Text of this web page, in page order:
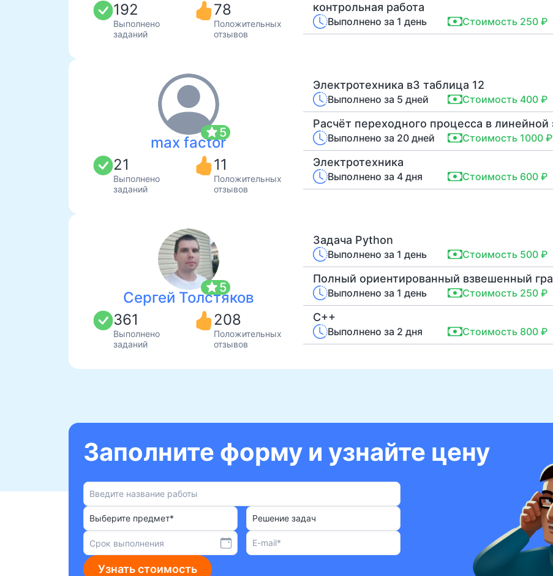
192
Выполнено
заданий
78
Положительных
отзывов
контрольная работа
Выполнено за 1 день Стоимость 250 ₽
star5
max factor
21
Выполнено
заданий
11
Положительных
отзывов
Электротехника в3 таблица 12
Выполнено за 5 дней Стоимость 400 ₽
Выполнено за 20 дней Стоимость 1000 ₽
Электротехника
Выполнено за 4 дня Стоимость 600 ₽
star5
Сергей Толстяков
361
Выполнено
заданий
208
Положительных
отзывов
Задача Python
Выполнено за 1 день Стоимость 500 ₽
Выполнено за 1 день Стоимость 250 ₽
C++
Выполнено за 2 дня Стоимость 800 ₽
Заполните форму и узнайте цену
Выберите предмет* Решение задач
Узнать стоимость